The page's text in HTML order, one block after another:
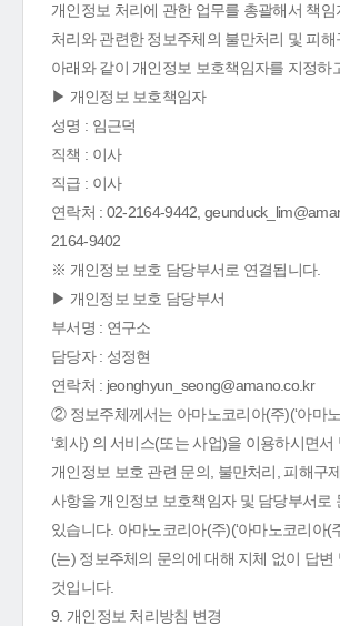
개인정보 처리에 관한 업무를 총괄해서 책임
처리와 관련한 정보주체의 불만처리 및 피해
아래와 같이 개인정보 보호책임자를 지정하
▶ 개인정보 보호책임자
성명 : 임근덕
직책 : 이사
직급 : 이사
연락처 : 02-2164-9442,
2164-9402
※ 개인정보 보호 담당부서로 연결됩니다.
▶ 개인정보 보호 담당부서
부서명 : 연구소
담당자 : 성정현
연락처 : jeonghyun_seong@amano.co.kr
② 정보주체께서는 아마노코리아(주)(‘아마
‘회사) 의 서비스(또는 사업)을 이용하시면서
개인정보 보호 관련 문의, 불만처리, 피해구
사항을 개인정보 보호책임자 및 담당부서로
있습니다. 아마노코리아(주)(‘아마노코리아(
(는) 정보주체의 문의에 대해 지체 없이 답변
것입니다.
9. 개인정보 처리방침 변경